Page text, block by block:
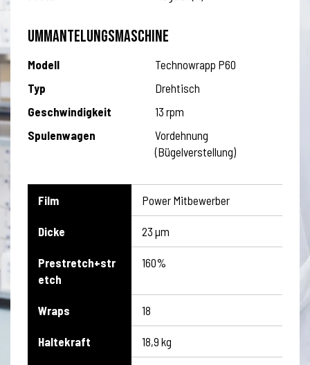
UMMANTELUNGSMASCHINE
Modell
Technowrapp P60
Typ
Drehtisch
Geschwindigkeit
13 rpm
Spulenwagen
Vordehnung
(Bügelverstellung)
Film Power Mitbewerber
Dicke 23 µm
Prestretch+str
etch
160%
Wraps 18
Haltekraft 18,9 kg